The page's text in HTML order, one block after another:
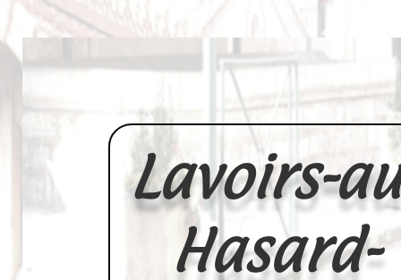
Lavoirs-
Hasard-